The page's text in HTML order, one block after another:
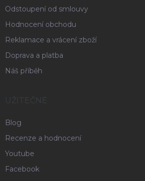
Odstoupení od smlouvy
Hodnocení obchodu
Reklamace a vrácení zboží
Doprava a platba
Náš příběh
UŽITEČNÉ
Blog
Recenze a hodnocení
Youtube
Facebook